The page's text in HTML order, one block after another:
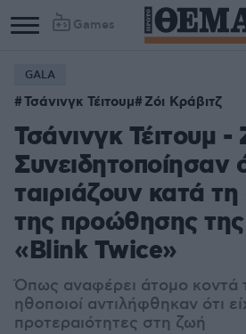
Games
Column
1
Column
2
GALA
Τσάνινγκ Τέιτουμ Ζόι Κράβιτζ
Τσάνινγκ Τέιτουμ -
Συνειδητοποίησαν
ταιριάζουν κατά τη
της προώθησης της
«Blink Twice»
Όπως αναφέρει άτομο κοντά
ηθοποιοί αντιλήφθηκαν ότι
προτεραιότητες στη ζωή